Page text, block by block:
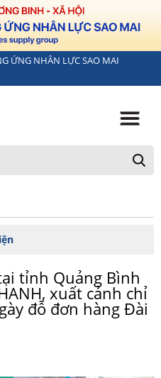
ỨNG NHÂN LỰC SAO MAI
tỉnh Quảng Bình
xuất cảnh chỉ
đỗ đơn hàng Đài